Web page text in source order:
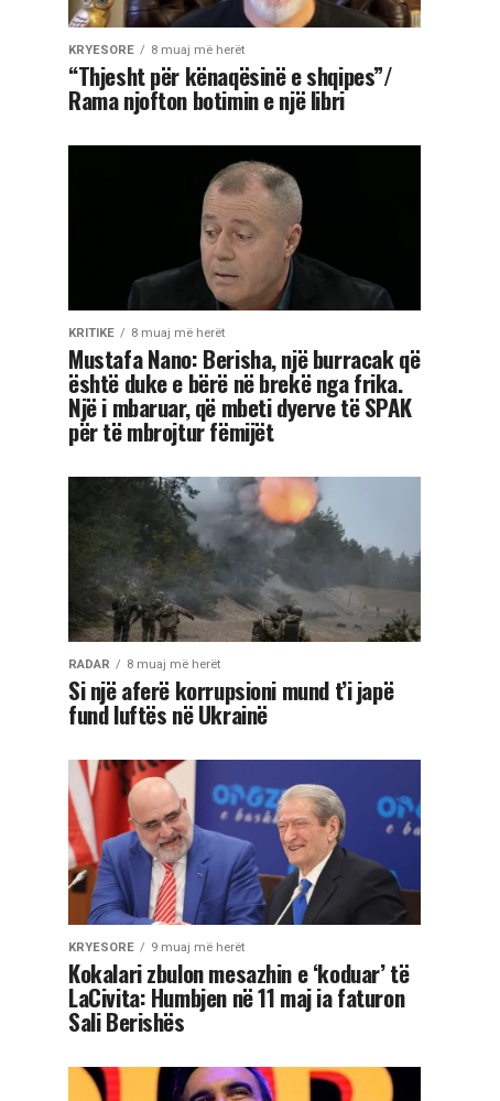
KRYESORE 8 muaj më herët
“Thjesht për kënaqësinë e shqipes”/
Rama njofton botimin e një libri
KRITIKE 8 muaj më herët
Mustafa Nano: Berisha, një burracak që
është duke e bërë në brekë nga frika.
Një i mbaruar, që mbeti dyerve të SPAK
për të mbrojtur fëmijët
RADAR 8 muaj më herët
Si një aferë korrupsioni mund t’i japë
fund luftës në Ukrainë
KRYESORE 9 muaj më herët
Kokalari zbulon mesazhin e ‘koduar’ të
LaCivita: Humbjen në 11 maj ia faturon
Sali Berishës